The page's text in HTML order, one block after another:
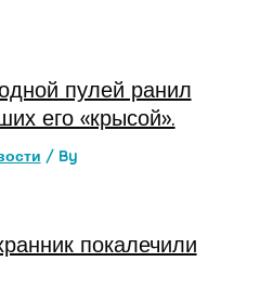
пулей ранил
его «крысой».
/ By
покалечили